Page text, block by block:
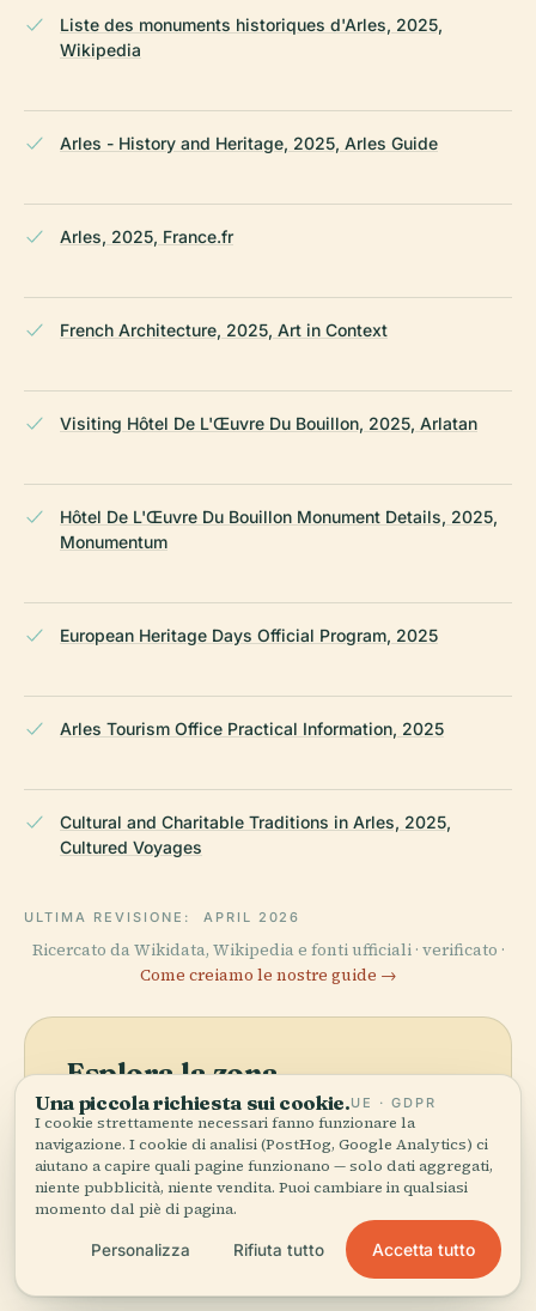
Liste des monuments historiques d'Arles, 2025,
Wikipedia
Arles - History and Heritage, 2025, Arles Guide
Arles, 2025, France.fr
French Architecture, 2025, Art in Context
Visiting Hôtel De L'Œuvre Du Bouillon, 2025, Arlatan
Hôtel De L'Œuvre Du Bouillon Monument Details, 2025,
Monumentum
European Heritage Days Official Program, 2025
Arles Tourism Office Practical Information, 2025
Cultural and Charitable Traditions in Arles, 2025,
Cultured Voyages
ULTIMA REVISIONE: APRIL 2026
Ricercato da Wikidata, Wikipedia e fonti ufficiali · verificato ·
Come creiamo le nostre guide →
Esplora la zona
Vedi Hotel Dell'Opera di
Bouillon sulla mappa e
scopri cosa c'è nei
dintorni.
Vedi mappa
Una piccola richiesta sui cookie.UE · GDPR
I cookie strettamente necessari fanno funzionare la
navigazione. I cookie di analisi (PostHog, Google Analytics) ci
aiutano a capire quali pagine funzionano — solo dati aggregati,
niente pubblicità, niente vendita. Puoi cambiare in qualsiasi
momento dal piè di pagina.
Personalizza Rifiuta tutto Accetta tutto